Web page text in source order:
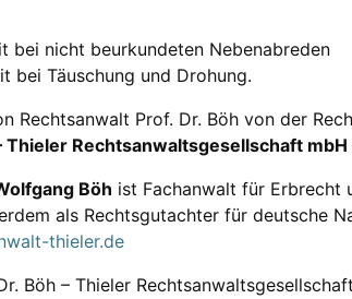
bei nicht beurkundeten Nebenabreden
bei Täuschung und Drohung.
Rechtsanwalt Prof. Dr. Böh von der
Thieler Rechtsanwaltsgesellschaft mbH
Böh ist Fachanwalt für Erbrecht
als Rechtsgutachter für deutsche
thieler.de
Böh – Thieler